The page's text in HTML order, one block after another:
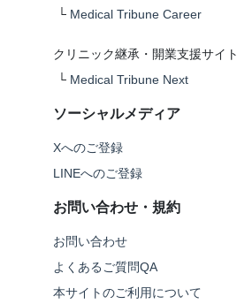
└ Medical Tribune Career
クリニック継承・開業支援サイト
└ Medical Tribune Next
ソーシャルメディア
Xへのご登録
LINEへのご登録
お問い合わせ・規約
お問い合わせ
よくあるご質問QA
本サイトのご利用について